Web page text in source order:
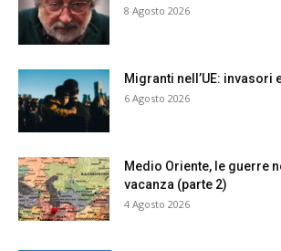
8 Agosto 2026
Migranti nell’UE: invasori
6 Agosto 2026
Medio Oriente, le guerre
vacanza (parte 2)
4 Agosto 2026